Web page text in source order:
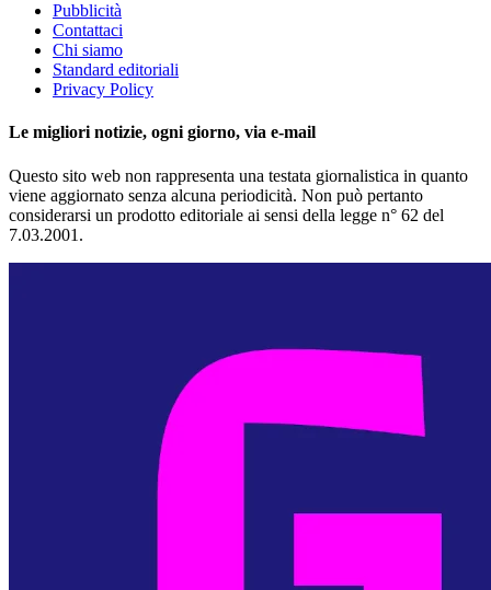
Pubblicità
Contattaci
Chi siamo
Standard editoriali
Privacy Policy
Le migliori notizie, ogni giorno, via e-mail
Questo sito web non rappresenta una testata giornalistica in quanto
viene aggiornato senza alcuna periodicità. Non può pertanto
considerarsi un prodotto editoriale ai sensi della legge n° 62 del
7.03.2001.